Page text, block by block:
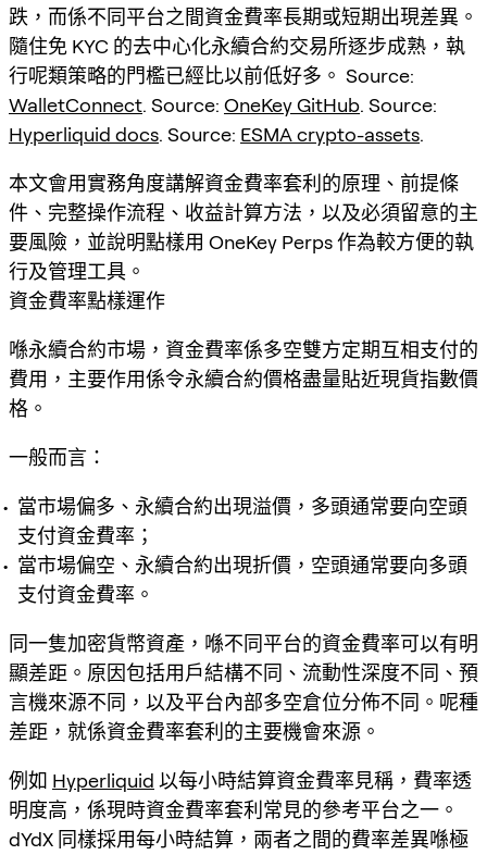
跌，而係不同平台之間資金費率長期或短期出現差異。
隨住免 KYC 的去中心化永續合約交易所逐步成熟，執
行呢類策略的門檻已經比以前低好多。 Source:
WalletConnect. Source: OneKey GitHub. Source:
Hyperliquid docs. Source: ESMA crypto-assets.
本文會用實務角度講解資金費率套利的原理、前提條
件、完整操作流程、收益計算方法，以及必須留意的主
要風險，並說明點樣用 OneKey Perps 作為較方便的執
行及管理工具。
資金費率點樣運作
喺永續合約市場，資金費率係多空雙方定期互相支付的
費用，主要作用係令永續合約價格盡量貼近現貨指數價
格。
一般而言：
當市場偏多、永續合約出現溢價，多頭通常要向空頭
支付資金費率；
當市場偏空、永續合約出現折價，空頭通常要向多頭
支付資金費率。
同一隻加密貨幣資產，喺不同平台的資金費率可以有明
顯差距。原因包括用戶結構不同、流動性深度不同、預
言機來源不同，以及平台內部多空倉位分佈不同。呢種
差距，就係資金費率套利的主要機會來源。
例如 Hyperliquid 以每小時結算資金費率見稱，費率透
明度高，係現時資金費率套利常見的參考平台之一。
dYdX 同樣採用每小時結算，兩者之間的費率差異喺極